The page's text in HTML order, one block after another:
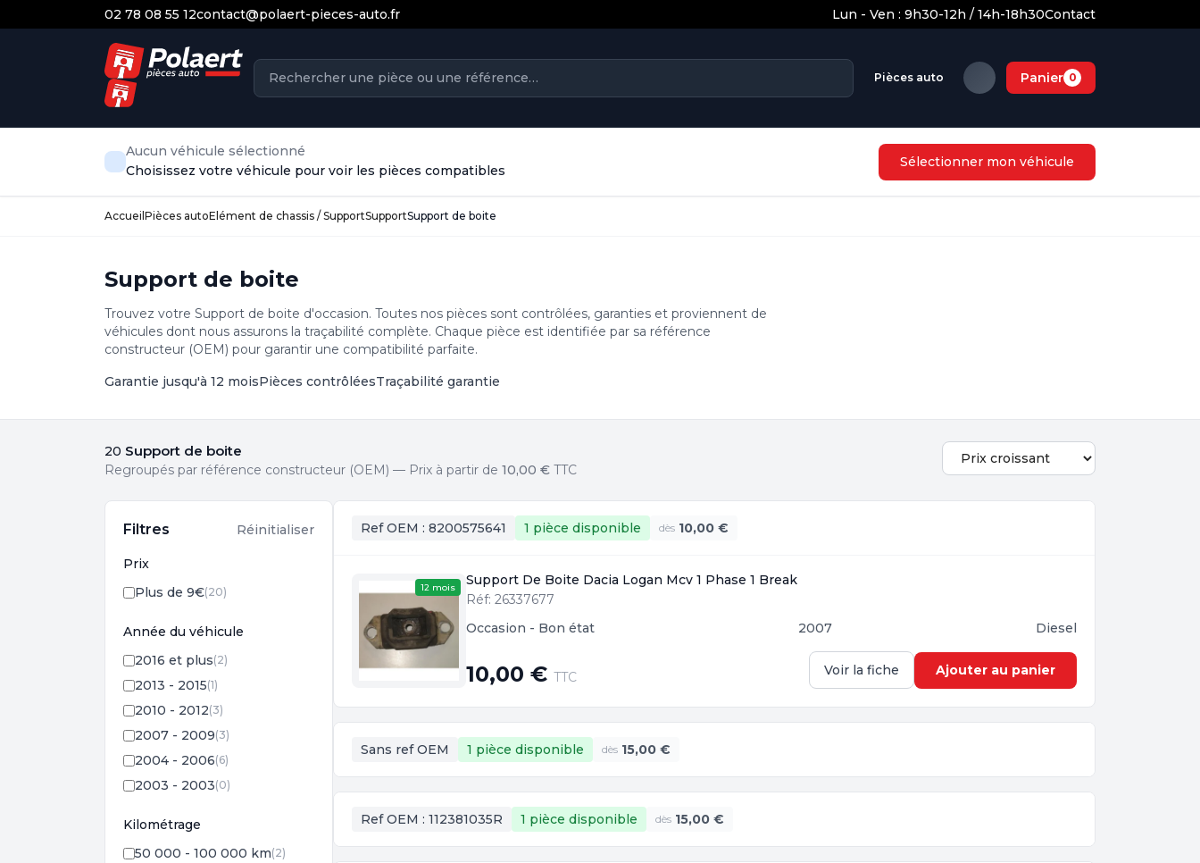
02 78 08 55 12contact@polaert-pieces-auto.fr Lun - Ven : 9h30-12h / 14h-18h30Contact
Pièces auto Panier 0
Aucun véhicule sélectionné
Choisissez votre véhicule pour voir les pièces compatibles
Sélectionner mon véhicule
Accueil Pièces autoElément de chassis / SupportSupportSupport de boite
Support de boite
Trouvez votre Support de boite d'occasion. Toutes nos pièces sont contrôlées, garanties et proviennent de
véhicules dont nous assurons la traçabilité complète. Chaque pièce est identifiée par sa référence
constructeur (OEM) pour garantir une compatibilité parfaite.
Garantie jusqu'à 12 moisPièces contrôléesTraçabilité garantie
20 Support de boite
Regroupés par référence constructeur (OEM) — Prix à partir de 10,00 € TTC
Filtres Réinitialiser
Prix
Plus de 9€(20)
Année du véhicule
2016 et plus(2)
2013 - 2015(1)
2010 - 2012(3)
2007 - 2009(3)
2004 - 2006(6)
2003 - 2003(0)
Kilométrage
50 000 - 100 000 km(2)
Ref OEM : 8200575641 1 pièce disponible dès 10,00 €
12 mois
Support De Boite Dacia Logan Mcv 1 Phase 1 Break
Réf: 26337677
Occasion - Bon état
2007 Diesel
10,00 € TTC Voir la fiche Ajouter au panier
Sans ref OEM 1 pièce disponible dès 15,00 €
Ref OEM : 112381035R 1 pièce disponible dès 15,00 €